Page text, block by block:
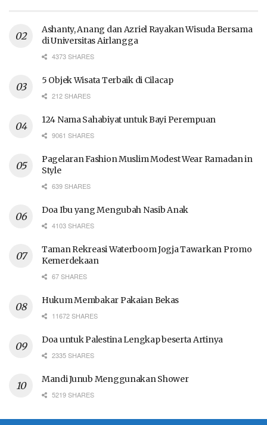
Ashanty, Anang dan Azriel Rayakan Wisuda Bersama
di Universitas Airlangga
4373 SHARES
5 Objek Wisata Terbaik di Cilacap
212 SHARES
124 Nama Sahabiyat untuk Bayi Perempuan
9061 SHARES
Pagelaran Fashion Muslim Modest Wear Ramadan in
Style
639 SHARES
Doa Ibu yang Mengubah Nasib Anak
4103 SHARES
Taman Rekreasi Waterboom Jogja Tawarkan Promo
Kemerdekaan
67 SHARES
Hukum Membakar Pakaian Bekas
11672 SHARES
Doa untuk Palestina Lengkap beserta Artinya
2335 SHARES
Mandi Junub Menggunakan Shower
5219 SHARES